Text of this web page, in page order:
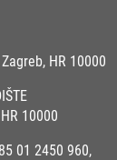
HR 10000
10000
01 2450 960,